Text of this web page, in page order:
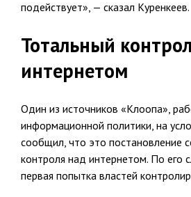
подействует», — сказал Куренкеев.
Тотальный
интернетом
Один из источников «Клоопа»,
информационной политики, на
сообщил, что это постановление
контроля над интернетом. По его
первая попытка властей